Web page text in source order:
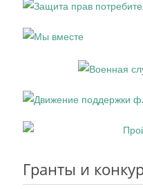
Гранты и